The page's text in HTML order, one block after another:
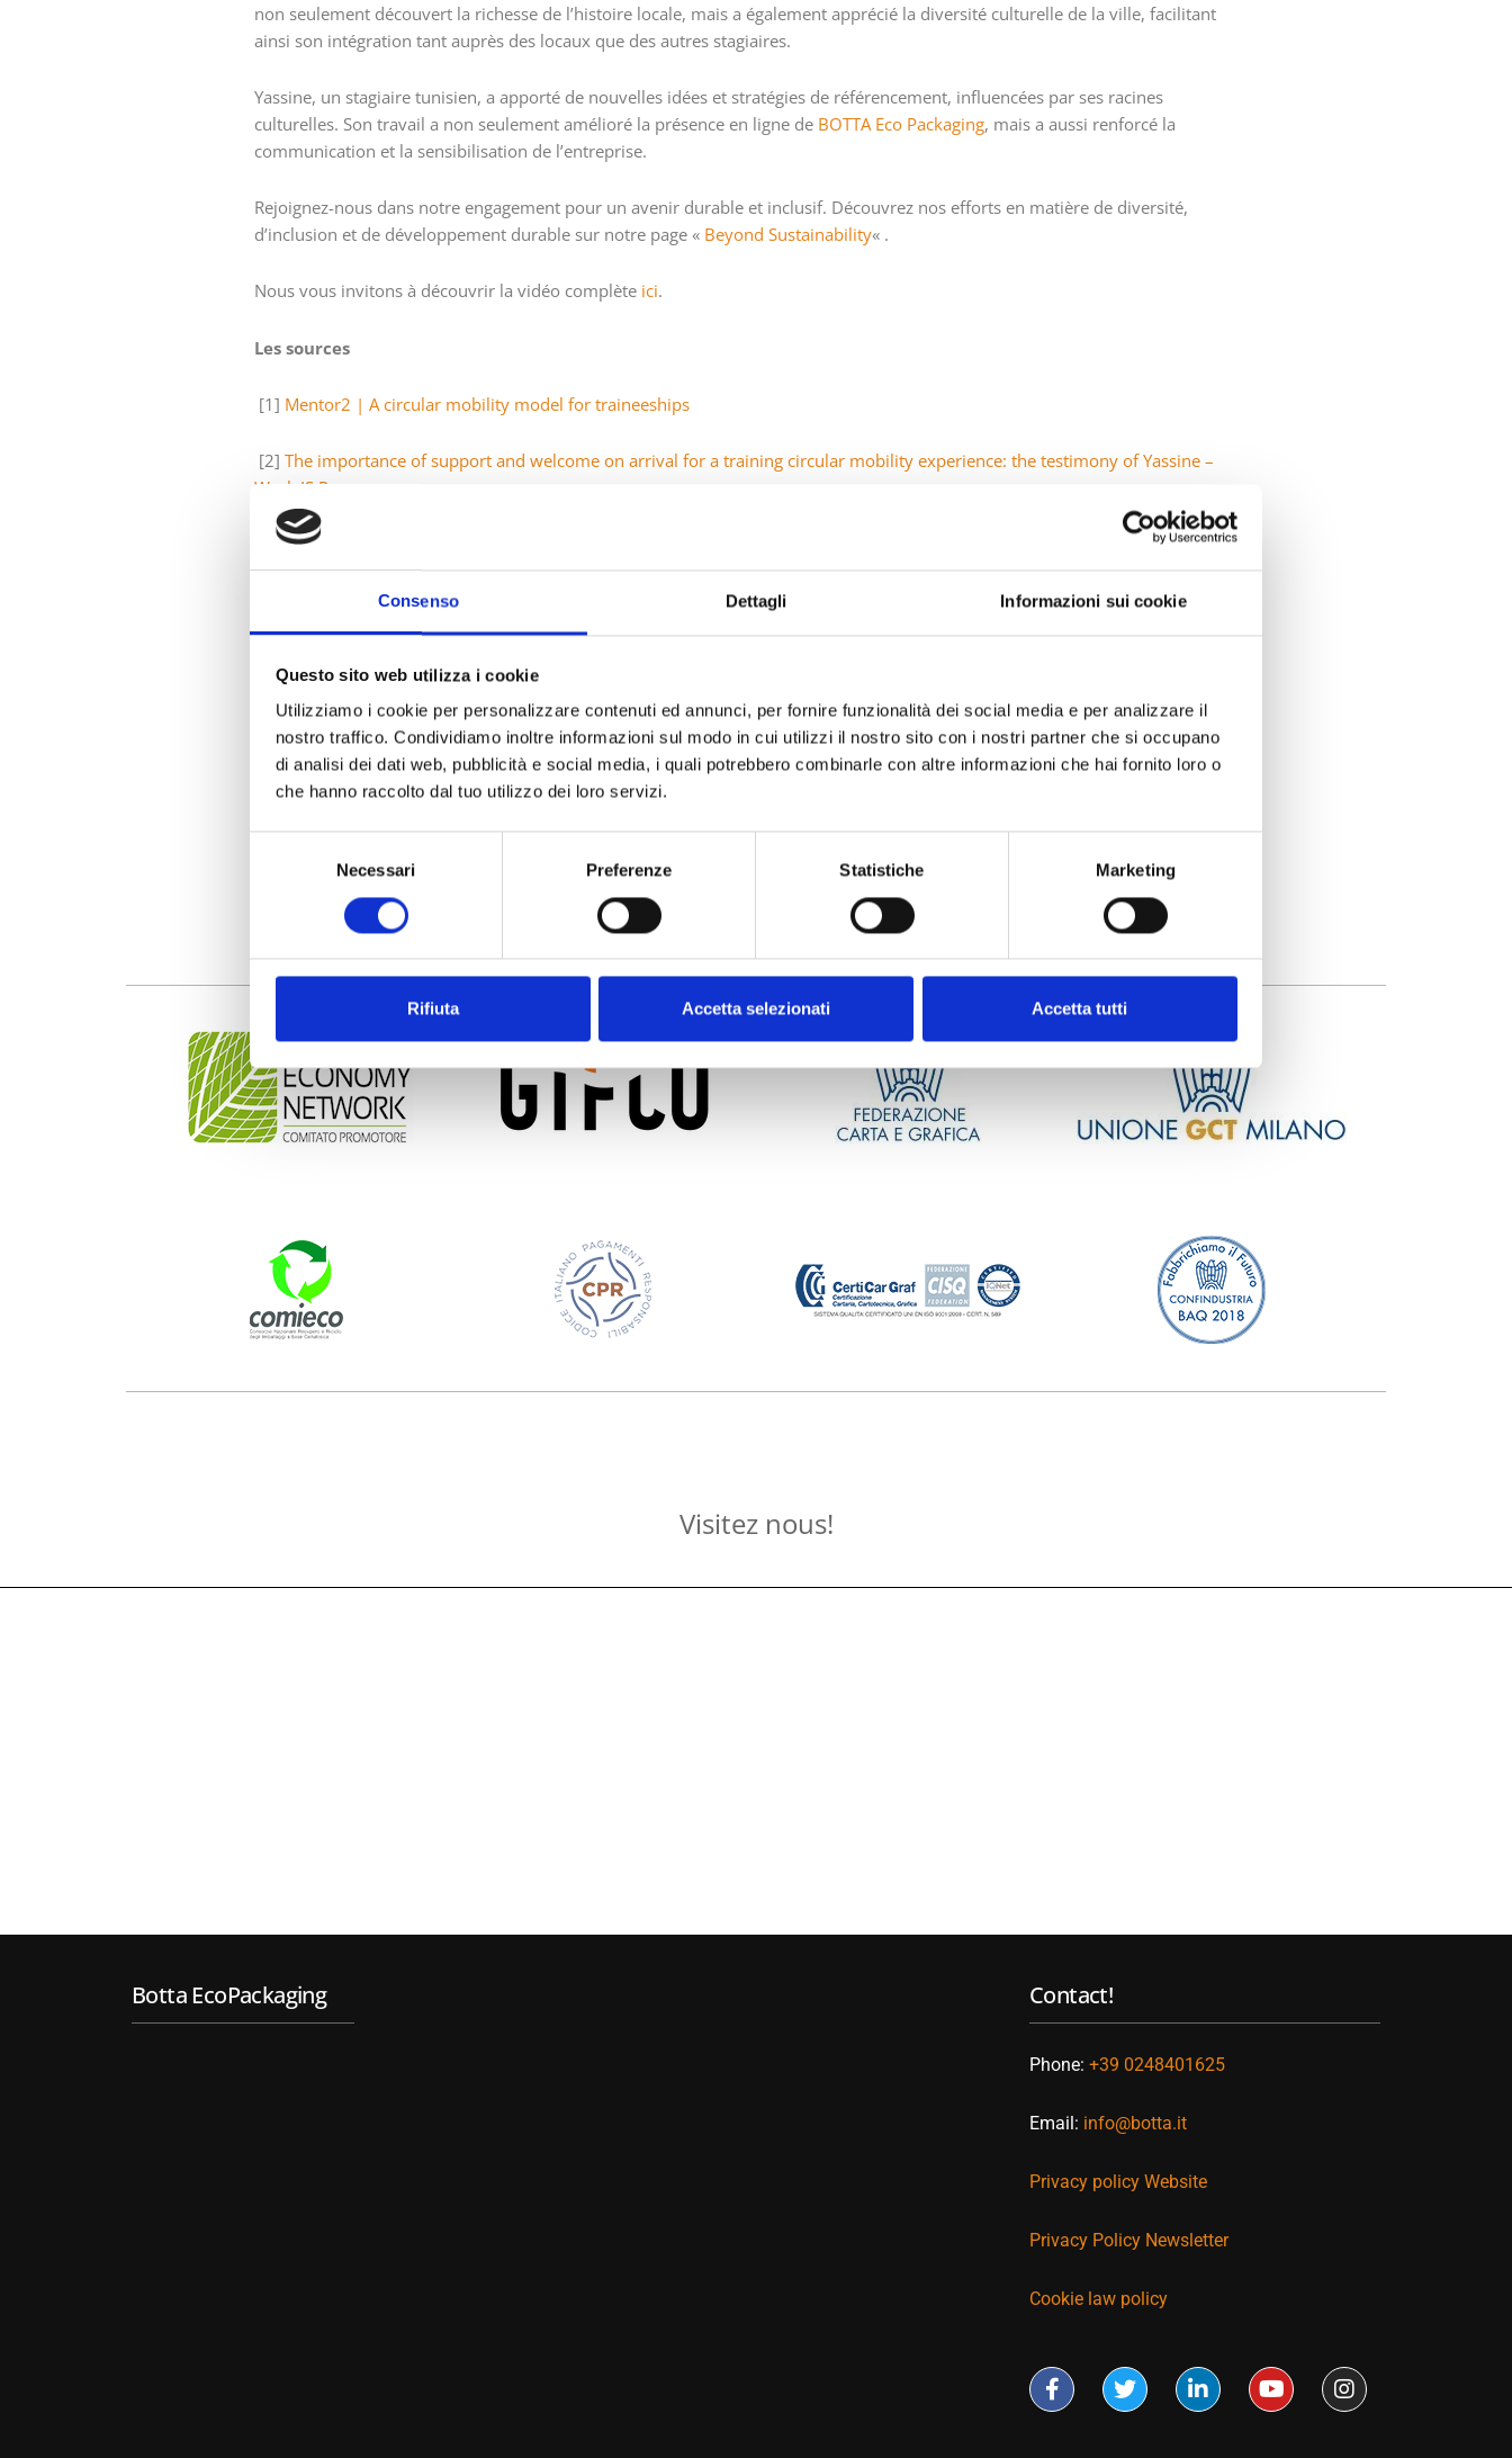
Consenso Dettagli Informazioni sui cookie
Questo sito web utilizza i cookie
Utilizziamo i cookie per personalizzare contenuti ed annunci, per fornire funzionalità dei social media e per analizzare il
nostro traffico. Condividiamo inoltre informazioni sul modo in cui utilizzi il nostro sito con i nostri partner che si occupano
di analisi dei dati web, pubblicità e social media, i quali potrebbero combinarle con altre informazioni che hai fornito loro o
che hanno raccolto dal tuo utilizzo dei loro servizi.
Necessari Preferenze Statistiche Marketing
Rifiuta Accetta selezionati Accetta tutti
non seulement découvert la richesse de l’histoire locale, mais a également apprécié la diversité culturelle de la ville, facilitant
ainsi son intégration tant auprès des locaux que des autres stagiaires.
Yassine, un stagiaire tunisien, a apporté de nouvelles idées et stratégies de référencement, influencées par ses racines
culturelles. Son travail a non seulement amélioré la présence en ligne de BOTTA Eco Packaging, mais a aussi renforcé la
communication et la sensibilisation de l’entreprise.
Rejoignez-nous dans notre engagement pour un avenir durable et inclusif. Découvrez nos efforts en matière de diversité,
d’inclusion et de développement durable sur notre page « Beyond Sustainability« .
Nous vous invitons à découvrir la vidéo complète ici.
Les sources
[1] Mentor2 | A circular mobility model for traineeships
[2] The importance of support and welcome on arrival for a training circular mobility experience: the testimony of Yassine –
Work IS Progress
[3]BOTTA PACKAGING » eco-packaging solutions – BOTTA EcoPackaging Takes a Stride Towards Inclusion and Diversity with
MENTOR 2 Partnership
PREVIOUS
Responsabilité élargie des producteurs (REP) : La durabilité des emballages dans l’UE
NEXT
Botta Eco Packaging Brille au Pack Expo de Chicago
Visitez nous!
Botta EcoPackaging Contact!
Phone: +39 0248401625
Email: info@botta.it
Privacy policy Website
Privacy Policy Newsletter
Cookie law policy